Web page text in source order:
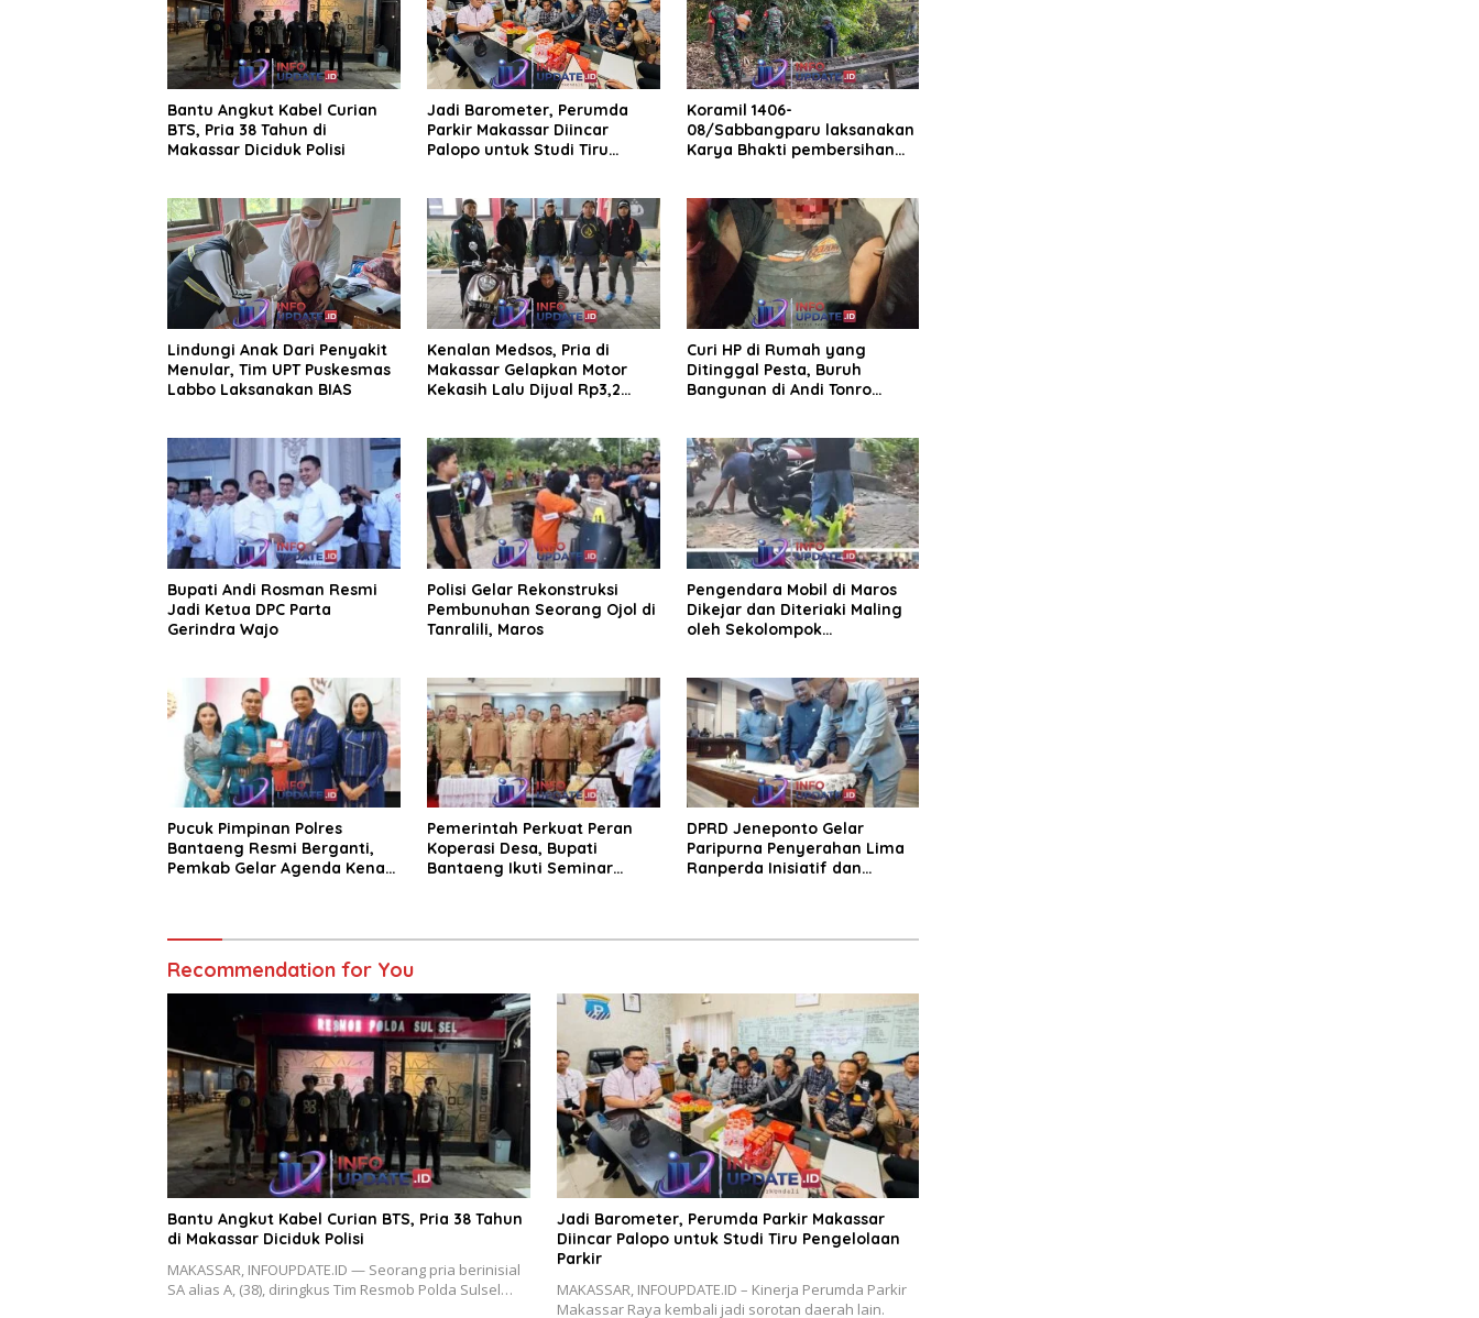
Bantu Angkut Kabel Curian
BTS, Pria 38 Tahun di
Makassar Diciduk Polisi
Jadi Barometer, Perumda
Parkir Makassar Diincar
Palopo untuk Studi Tiru
Koramil 1406-
08/Sabbangparu laksanakan
Karya Bhakti pembersihan
Lindungi Anak Dari Penyakit
Menular, Tim UPT Puskesmas
Labbo Laksanakan BIAS
Kenalan Medsos, Pria di
Makassar Gelapkan Motor
Kekasih Lalu Dijual Rp3,2
Curi HP di Rumah yang
Ditinggal Pesta, Buruh
Bangunan di Andi Tonro
Bupati Andi Rosman Resmi
Jadi Ketua DPC Parta
Gerindra Wajo
Polisi Gelar Rekonstruksi
Pembunuhan Seorang Ojol di
Tanralili, Maros
Pengendara Mobil di Maros
Dikejar dan Diteriaki Maling
oleh Sekolompok
Pucuk Pimpinan Polres
Bantaeng Resmi Berganti,
Pemkab Gelar Agenda Kenal
Pemerintah Perkuat Peran
Koperasi Desa, Bupati
Bantaeng Ikuti Seminar
DPRD Jeneponto Gelar
Paripurna Penyerahan Lima
Ranperda Inisiatif dan
Recommendation for You
Bantu Angkut Kabel Curian BTS, Pria 38 Tahun
di Makassar Diciduk Polisi
MAKASSAR, INFOUPDATE.ID — Seorang pria berinisial
SA alias A, (38), diringkus Tim Resmob Polda Sulsel…
Jadi Barometer, Perumda Parkir Makassar
Diincar Palopo untuk Studi Tiru Pengelolaan
Parkir
MAKASSAR, INFOUPDATE.ID – Kinerja Perumda Parkir
Makassar Raya kembali jadi sorotan daerah lain.